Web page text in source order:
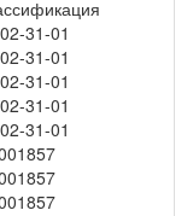
31-01
31-01
31-01
31-01
31-01